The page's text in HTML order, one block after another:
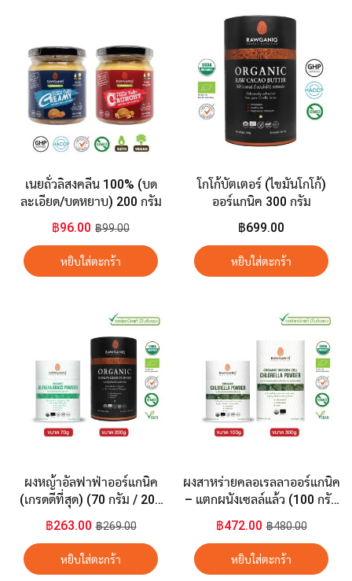
เนยถั่วลิสงคลีน 100% (บด
ละเอียด/บดหยาบ) 200 กรัม
฿96.00 ฿99.00
หยิบใส่ตะกร้า
โกโก้บัตเตอร์ (ไขมันโกโก้)
ออร์แกนิค 300 กรัม
฿699.00
หยิบใส่ตะกร้า
ผงหญ้าอัลฟาฟ่าออร์แกนิค
(เกรดดีที่สุด) (70 กรัม / 200
กรัม)
฿263.00 ฿269.00
หยิบใส่ตะกร้า
ผงสาหร่ายคลอเรลลาออร์แกนิค
– แตกผนังเซลล์แล้ว (100 กรัม
/ 300 กรัม)
฿472.00 ฿480.00
หยิบใส่ตะกร้า